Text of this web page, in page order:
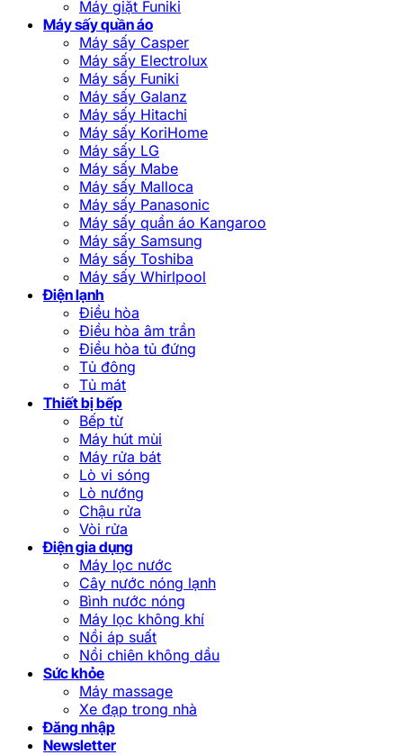
Máy giặt Funiki
Máy sấy quần áo
Máy sấy Casper
Máy sấy Electrolux
Máy sấy Funiki
Máy sấy Galanz
Máy sấy Hitachi
Máy sấy KoriHome
Máy sấy LG
Máy sấy Mabe
Máy sấy Malloca
Máy sấy Panasonic
Máy sấy quần áo Kangaroo
Máy sấy Samsung
Máy sấy Toshiba
Máy sấy Whirlpool
Điện lạnh
Điều hòa
Điều hòa âm trần
Điều hòa tủ đứng
Tủ đông
Tủ mát
Thiết bị bếp
Bếp từ
Máy hút mùi
Máy rửa bát
Lò vi sóng
Lò nướng
Chậu rửa
Vòi rửa
Điện gia dụng
Máy lọc nước
Cây nước nóng lạnh
Bình nước nóng
Máy lọc không khí
Nồi áp suất
Nồi chiên không dầu
Sức khỏe
Máy massage
Xe đạp trong nhà
Đăng nhập
Newsletter